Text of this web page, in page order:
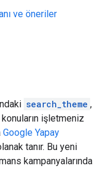
ve öneriler
search_theme ,
işletmeniz
Google Yapay
tanır. Bu yeni
kampanyalarında